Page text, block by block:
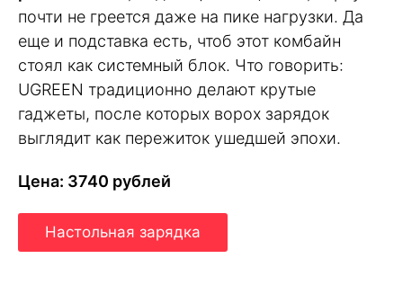
почти не греется даже на пике нагрузки. Да
еще и подставка есть, чтоб этот комбайн
стоял как системный блок. Что говорить:
UGREEN традиционно делают крутые
гаджеты, после которых ворох зарядок
выглядит как пережиток ушедшей эпохи.
Цена: 3740 рублей
Настольная зарядка